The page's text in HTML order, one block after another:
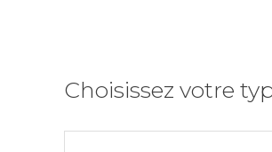
Choisissez votre